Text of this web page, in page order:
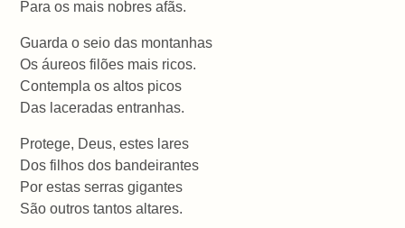
Para os mais nobres afãs.
Guarda o seio das montanhas
Os áureos filões mais ricos.
Contempla os altos picos
Das laceradas entranhas.
Protege, Deus, estes lares
Dos filhos dos bandeirantes
Por estas serras gigantes
São outros tantos altares.